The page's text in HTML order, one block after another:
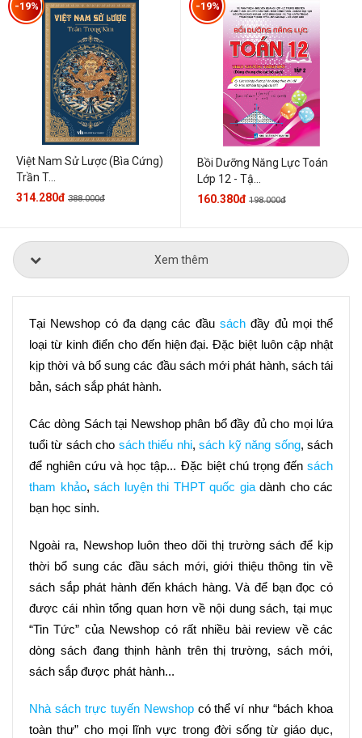
Việt Nam Sử Lược (Bìa Cứng)
Trần T...
-19%
314.280đ 388.000đ
Bồi Dưỡng Năng Lực Toán
Lớp 12 - Tậ...
-19%
160.380đ 198.000đ
Xem thêm
Tại Newshop có đa dạng các đầu sách đầy đủ mọi thể
loại từ kinh điển cho đến hiện đại. Đặc biệt luôn cập nhật
kịp thời và bổ sung các đầu sách mới phát hành, sách tái
bản, sách sắp phát hành.
Các dòng Sách tại Newshop phân bổ đầy đủ cho mọi lứa
tuổi từ sách cho sách thiếu nhi, sách kỹ năng sống, sách
để nghiên cứu và học tập... Đặc biệt chú trọng đến sách
tham khảo, sách luyện thi THPT quốc gia dành cho các
bạn học sinh.
Ngoài ra, Newshop luôn theo dõi thị trường sách để kịp
thời bổ sung các đầu sách mới, giới thiệu thông tin về
sách sắp phát hành đến khách hàng. Và để bạn đọc có
được cái nhìn tổng quan hơn về nội dung sách, tại mục
“Tin Tức” của Newshop có rất nhiều bài review về các
dòng sách đang thịnh hành trên thị trường, sách mới,
sách sắp được phát hành...
Nhà sách trực tuyến Newshop có thể ví như “bách khoa
toàn thư” cho mọi lĩnh vực trong đời sống từ giáo dục,